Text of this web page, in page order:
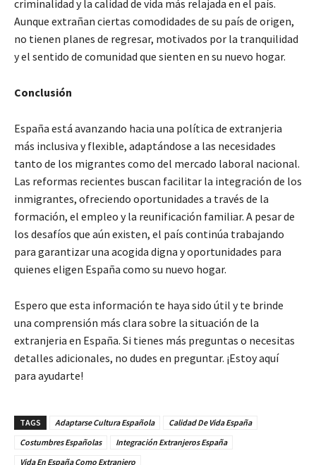
criminalidad y la calidad de vida más relajada en el país.
Aunque extrañan ciertas comodidades de su país de origen,
no tienen planes de regresar, motivados por la tranquilidad
y el sentido de comunidad que sienten en su nuevo hogar.
Conclusión
España está avanzando hacia una política de extranjeria
más inclusiva y flexible, adaptándose a las necesidades
tanto de los migrantes como del mercado laboral nacional.
Las reformas recientes buscan facilitar la integración de los
inmigrantes, ofreciendo oportunidades a través de la
formación, el empleo y la reunificación familiar. A pesar de
los desafíos que aún existen, el país continúa trabajando
para garantizar una acogida digna y oportunidades para
quienes eligen España como su nuevo hogar.
Espero que esta información te haya sido útil y te brinde
una comprensión más clara sobre la situación de la
extranjeria en España. Si tienes más preguntas o necesitas
detalles adicionales, no dudes en preguntar. ¡Estoy aquí
para ayudarte!
TAGS Adaptarse Cultura Española
Calidad De Vida España
Costumbres Españolas
Integración Extranjeros España
Vida En España Como Extranjero